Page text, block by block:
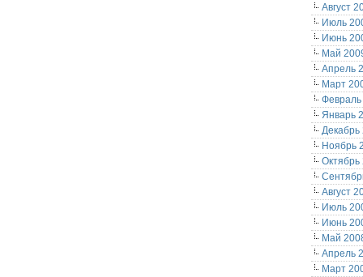
Август
Июль
Июнь
Май
Апрель
Март
Январь
Декабрь
Ноябрь
Октябрь
Август
Июль
Июнь
Май
Апрель
Март